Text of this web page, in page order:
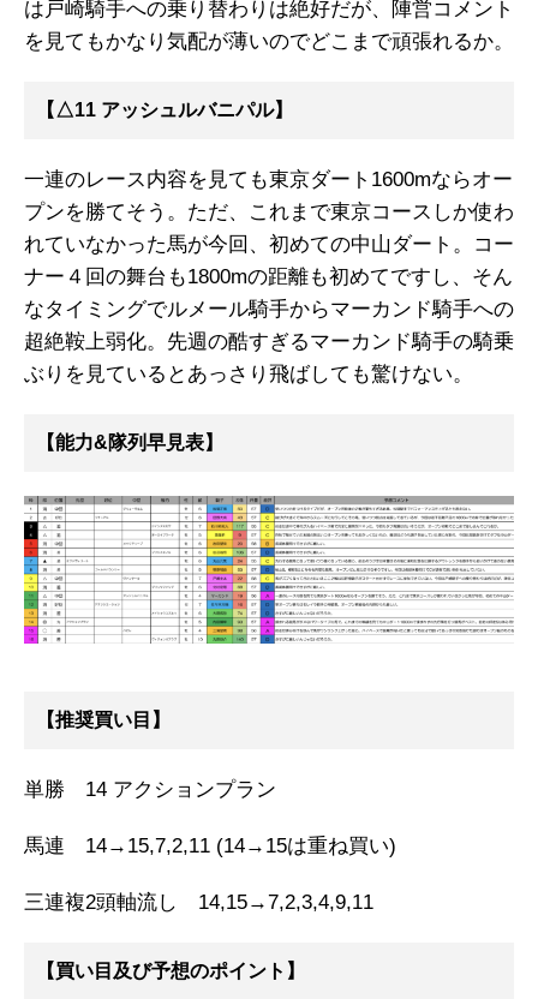
は戸崎騎手への乗り替わりは絶好だが、陣営コメント
を見てもかなり気配が薄いのでどこまで頑張れるか。
【△11 アッシュルバニパル】
一連のレース内容を見ても東京ダート1600mならオー
プンを勝てそう。ただ、これまで東京コースしか使わ
れていなかった馬が今回、初めての中山ダート。コー
ナー４回の舞台も1800mの距離も初めてですし、そん
なタイミングでルメール騎手からマーカンド騎手への
超絶鞍上弱化。先週の酷すぎるマーカンド騎手の騎乗
ぶりを見ているとあっさり飛ばしても驚けない。
【能力&隊列早見表】
【推奨買い目】
単勝 14 アクションプラン
馬連 14→15,7,2,11 (14→15は重ね買い)
三連複2頭軸流し 14,15→7,2,3,4,9,11
【買い目及び予想のポイント】